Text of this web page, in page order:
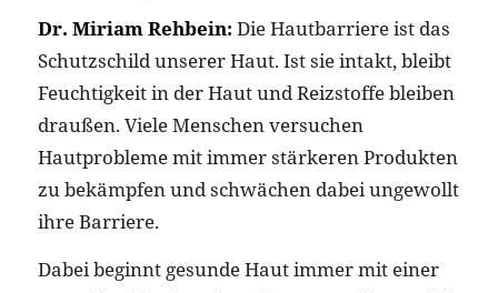
Dr. Miriam Rehbein: Die Hautbarriere ist das
Schutzschild unserer Haut. Ist sie intakt, bleibt
Feuchtigkeit in der Haut und Reizstoffe bleiben
draußen. Viele Menschen versuchen
Hautprobleme mit immer stärkeren Produkten
zu bekämpfen und schwächen dabei ungewollt
ihre Barriere.
Dabei beginnt gesunde Haut immer mit einer